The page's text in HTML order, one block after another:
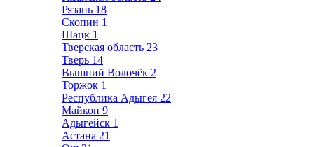
Рязань 18
Скопин 1
Шацк 1
Тверская область 23
Тверь 14
Вышний Волочёк 2
Торжок 1
Республика Адыгея 22
Майкоп 9
Адыгейск 1
Астана 21